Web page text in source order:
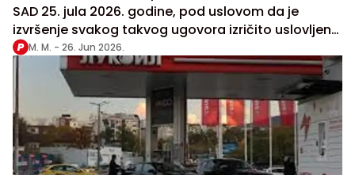
SAD 25. jula 2026. godine, pod uslovom da je
izvršenje svakog takvog ugovora izričito uslovljeno
dobijanjem posebnog odobrenja Kancelarije za
kontrolu strane imovine
M. M. - 26. Jun 2026.